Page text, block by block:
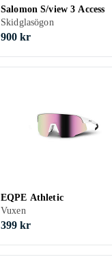
Salomon S/view 3 Access
Skidglasögon
900 kr
EQPE Athletic
Vuxen
399 kr